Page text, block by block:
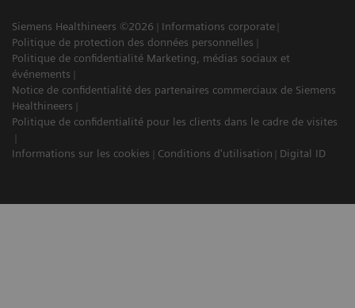
Siemens Healthineers ©2026
Informations corporate
Politique de protection des données personnelles
Politique de confidentialité Marketing, médias sociaux et
événements
Notice de confidentialité des partenaires commerciaux de Siemens
Healthineers
Politique de confidentialité pour les clients dans le cadre de visites
Informations sur les cookies Conditions d'utilisation Digital ID